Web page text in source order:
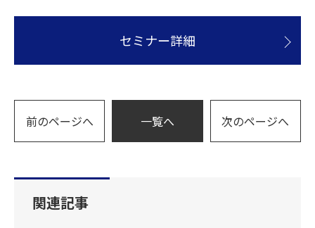
セミナー詳細
前のページへ 一覧へ 次のページへ
関連記事